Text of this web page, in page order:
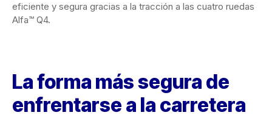
eficiente y segura gracias a la tracción a las cuatro ruedas
Alfa™ Q4.
La forma más segura de
enfrentarse a la carretera